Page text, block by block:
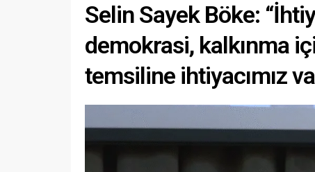
Selin Sayek Böke:
demokrasi, kalkınma
temsiline ihtiyacımız